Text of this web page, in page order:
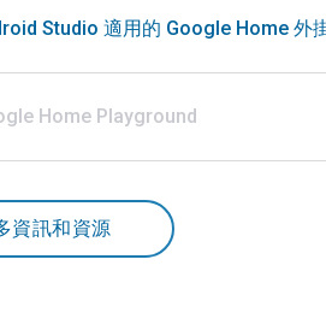
Studio 適用的 Google Home 外
Home Playground
資訊和資源